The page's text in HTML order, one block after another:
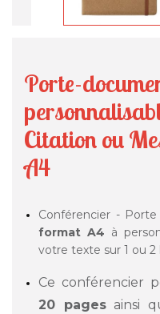
Porte-
Citation ou
A4
Conférencier -
format A4 à
votre texte sur 1 ou 2
Ce conférencier
20 pagesainsi